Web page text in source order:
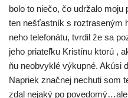
bolo to nie­čo, čo udr­ža­lo
ten nešťast­ník s roz­tra­se­ným
ne­ho tele­fo­ná­tu, tvr­dil že sa
jeho pria­teľ­ku Kristínu kto­rú ,
ňu neob­vyk­lé výkup­né. Akúsi
Napriek znač­nej nechu­ti som
zdal neja­ký po